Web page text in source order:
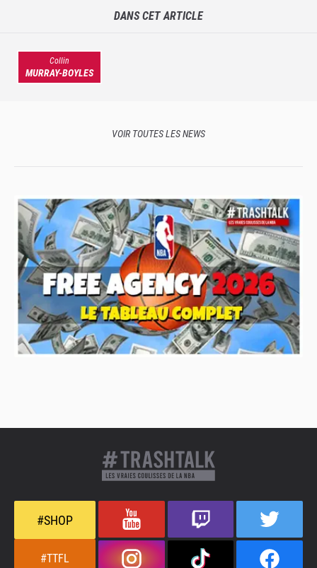
DANS CET ARTICLE
Collin
MURRAY-BOYLES
VOIR TOUTES LES NEWS
#SHOP
#TTFL